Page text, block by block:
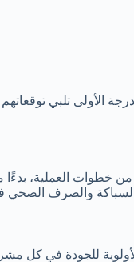
الأولى تلبي
العملية، بدءًا
والصرف الصحي
للجودة في كل